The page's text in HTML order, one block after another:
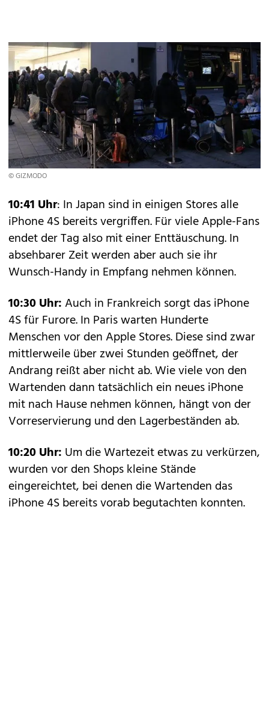
© GIZMODO
10:41 Uhr: In Japan sind in einigen Stores alle
iPhone 4S bereits vergriffen. Für viele Apple-Fans
endet der Tag also mit einer Enttäuschung. In
absehbarer Zeit werden aber auch sie ihr
Wunsch-Handy in Empfang nehmen können.
10:30 Uhr:Auch in Frankreich sorgt das iPhone
4S für Furore. In Paris warten Hunderte
Menschen vor den Apple Stores. Diese sind zwar
mittlerweile über zwei Stunden geöffnet, der
Andrang reißt aber nicht ab. Wie viele von den
Wartenden dann tatsächlich ein neues iPhone
mit nach Hause nehmen können, hängt von der
Vorreservierung und den Lagerbeständen ab.
10:20 Uhr: Um die Wartezeit etwas zu verkürzen,
wurden vor den Shops kleine Stände
eingereichtet, bei denen die Wartenden das
iPhone 4S bereits vorab begutachten konnten.